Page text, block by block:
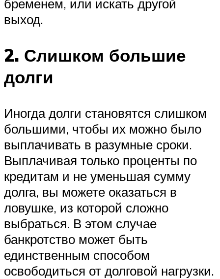
бременем, или искать другой
выход.
2. Слишком большие
долги
Иногда долги становятся слишком
большими, чтобы их можно было
выплачивать в разумные сроки.
Выплачивая только проценты по
кредитам и не уменьшая сумму
долга, вы можете оказаться в
ловушке, из которой сложно
выбраться. В этом случае
банкротство может быть
единственным способом
освободиться от долговой нагрузки.